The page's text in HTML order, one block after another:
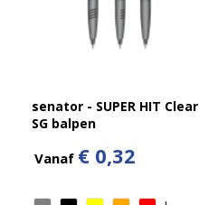
senator - SUPER HIT Clear
SG balpen
Vanaf € 0,32